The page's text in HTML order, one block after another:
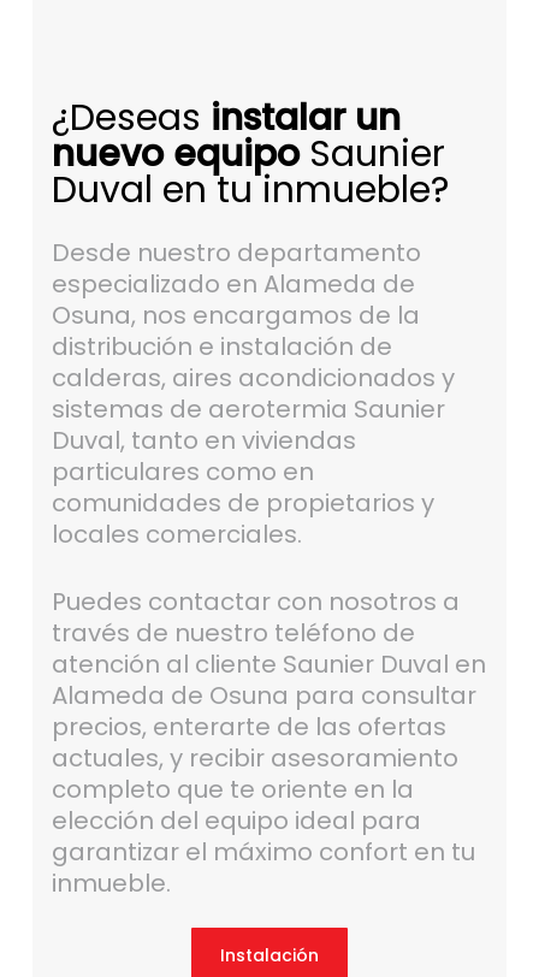
¿Deseas instalar un
nuevo equipoSaunier
Duval en tu inmueble?
Desde nuestro departamento
especializado en Alameda de
Osuna, nos encargamos de la
distribución e instalación de
calderas, aires acondicionados y
sistemas de aerotermia Saunier
Duval, tanto en viviendas
particulares como en
comunidades de propietarios y
locales comerciales.
Puedes contactar con nosotros a
través de nuestro teléfono de
atención al cliente Saunier Duval en
Alameda de Osuna para consultar
precios, enterarte de las ofertas
actuales, y recibir asesoramiento
completo que te oriente en la
elección del equipo ideal para
garantizar el máximo confort en tu
inmueble.
Instalación